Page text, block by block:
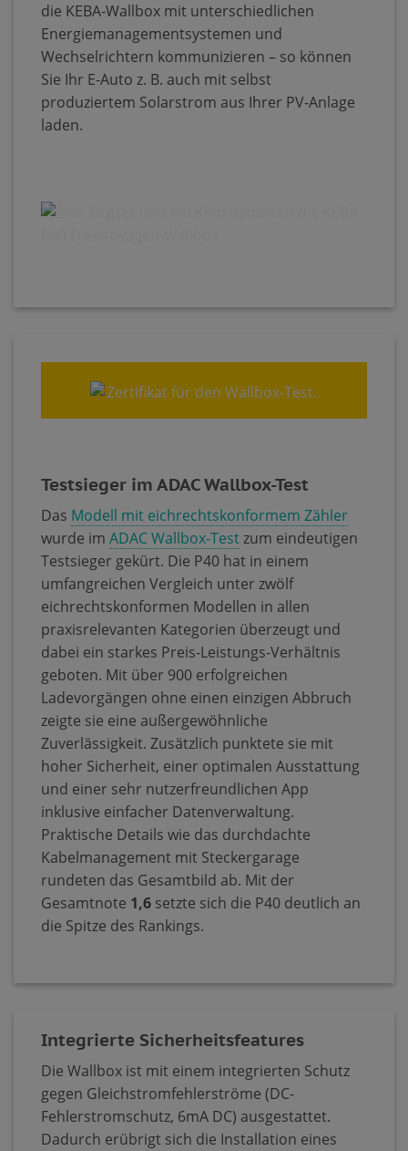
die KEBA-Wallbox mit unterschiedlichen
Energiemanagementsystemen und
Wechselrichtern kommunizieren – so können
Sie Ihr E-Auto z. B. auch mit selbst
produziertem Solarstrom aus Ihrer PV-Anlage
laden.
Testsieger im ADAC Wallbox-Test
Das Modell mit eichrechtskonformem Zähler
wurde im ADAC Wallbox-Testzum eindeutigen
Testsieger gekürt. Die P40 hat in einem
umfangreichen Vergleich unter zwölf
eichrechtskonformen Modellen in allen
praxisrelevanten Kategorien überzeugt und
dabei ein starkes Preis-Leistungs-Verhältnis
geboten. Mit über 900 erfolgreichen
Ladevorgängen ohne einen einzigen Abbruch
zeigte sie eine außergewöhnliche
Zuverlässigkeit. Zusätzlich punktete sie mit
hoher Sicherheit, einer optimalen Ausstattung
und einer sehr nutzerfreundlichen App
inklusive einfacher Datenverwaltung.
Praktische Details wie das durchdachte
Kabelmanagement mit Steckergarage
rundeten das Gesamtbild ab. Mit der
Gesamtnote 1,6 setzte sich die P40 deutlich an
die Spitze des Rankings.
Integrierte Sicherheitsfeatures
Die Wallbox ist mit einem integrierten Schutz
gegen Gleichstromfehlerströme (DC-
Fehlerstromschutz, 6mA DC) ausgestattet.
Dadurch erübrigt sich die Installation eines